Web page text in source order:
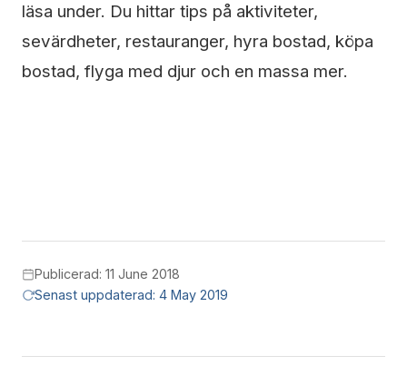
läsa under. Du hittar tips på aktiviteter,
sevärdheter, restauranger, hyra bostad, köpa
bostad, flyga med djur och en massa mer.
Publicerad: 11 June 2018
Senast uppdaterad: 4 May 2019